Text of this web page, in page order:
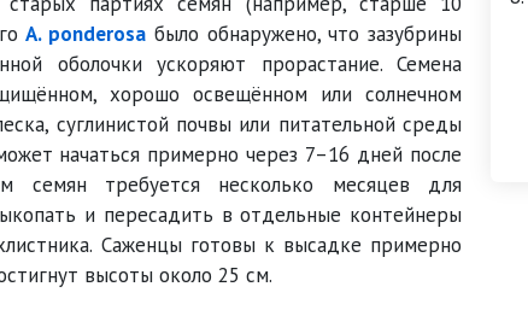
A. ponderosa было обнаружено, что зазубрины
оболочки ускоряют прорастание. Семена
хорошо освещённом или солнечном
суглинистой почвы или питательной среды
начаться примерно через 7–16 дней после
семян требуется несколько месяцев для
и пересадить в отдельные контейнеры
Саженцы готовы к высадке примерно
высоты около 25 см.